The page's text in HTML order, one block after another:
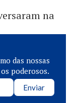
na
das nossas
poderosos.
Enviar